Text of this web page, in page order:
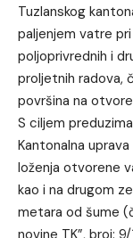
Tuzlanskog
paljenjem vatre
poljoprivrednih i
proljetnih radova,
površina na
S ciljem
Kantonalna
loženja otvorene
kao i na drugom
metara od šume